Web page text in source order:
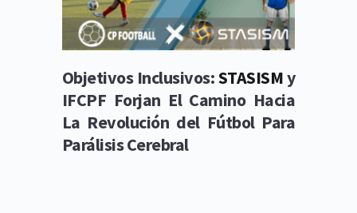
Objetivos Inclusivos: STASISM y
IFCPF Forjan El Camino Hacia
La Revolución del Fútbol Para
Parálisis Cerebral